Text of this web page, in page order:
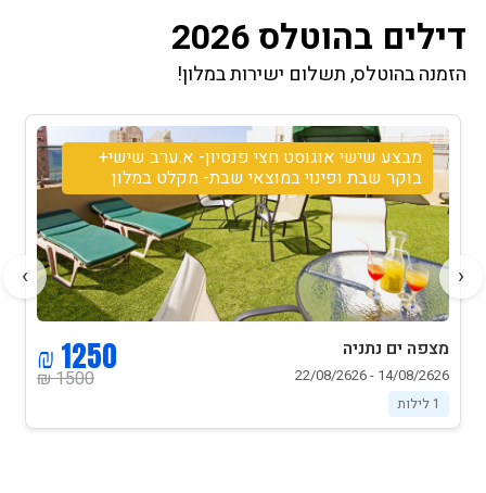
דילים בהוטלס 2026
הזמנה בהוטלס, תשלום ישירות במלון!
מבצע שישי אוגוסט חצי פנסיון- א.ערב שישי+
בוקר שבת ופינוי במוצאי שבת- מקלט במלון
מצפה ים נתניה
14/08/2626 - 22/08/2626
1 לילות
1500 ₪
1250 ₪
‹
›